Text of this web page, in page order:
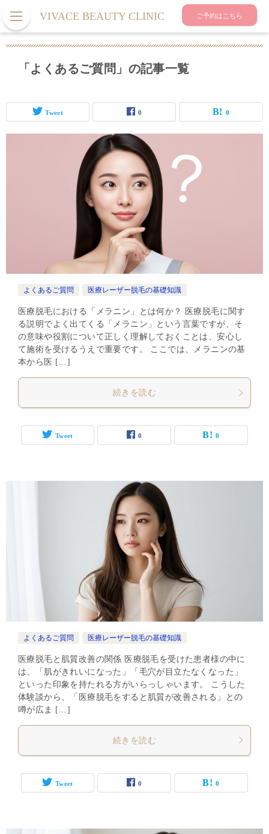
VIVACE BEAUTY CLINIC ご予約はこちら
「よくあるご質問」の記事一覧
Tweet 0 0
よくあるご質問 医療レーザー脱毛の基礎知識
医療脱毛における「メラニン」とは何か？ 医療脱毛に関す
る説明でよく出てくる「メラニン」という言葉ですが、そ
の意味や役割について正しく理解しておくことは、安心し
て施術を受けるうえで重要です。 ここでは、メラニンの基
本から医 […]
続きを読む
Tweet 0 0
よくあるご質問 医療レーザー脱毛の基礎知識
医療脱毛と肌質改善の関係 医療脱毛を受けた患者様の中に
は、「肌がきれいになった」「毛穴が目立たなくなった」
といった印象を持たれる方がいらっしゃいます。 こうした
体験談から、「医療脱毛をすると肌質が改善される」との
噂が広ま […]
続きを読む
Tweet 0 0